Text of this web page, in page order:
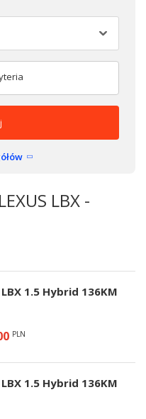
LEXUS LBX -
1.5 Hybrid 136KM
PLN
1.5 Hybrid 136KM